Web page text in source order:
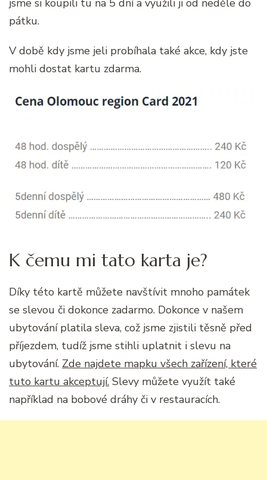
jsme si koupili tu na 5 dní a využili ji od neděle do
pátku.
V době kdy jsme jeli probíhala také akce, kdy jste
mohli dostat kartu zdarma.
K čemu mi tato karta je?
Díky této kartě můžete navštívit mnoho památek
se slevou či dokonce zadarmo. Dokonce v našem
ubytování platila sleva, což jsme zjistili těsně před
příjezdem, tudíž jsme stihli uplatnit i slevu na
ubytování. Zde najdete mapku všech zařízení, které
tuto kartu akceptují. Slevy můžete využít také
například na bobové dráhy či v restauracích.